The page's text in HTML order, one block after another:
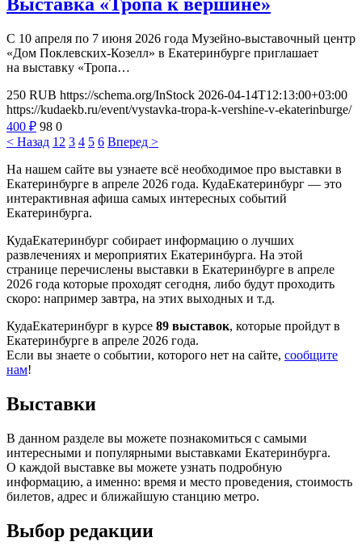
С 10 апреля по 7 июня 2026 года Музейно-выставочный центр
«Дом Поклевских-Козелл» в Екатеринбурге приглашает
на выставку «Тропа…
250 RUB https://schema.org/InStock 2026-04-14T12:13:00+03:00
https://kudaekb.ru/event/vystavka-tropa-k-vershine-v-ekaterinburge/
400 ₽ 98 0
< Назад 1 2 3 4 5 6 Вперед >
На нашем сайте вы узнаете всё необходимое про выставки в
Екатеринбурге в апреле 2026 года. КудаЕкатеринбург — это
интерактивная афиша самых интересных событий
Екатеринбурга.
КудаЕкатеринбург собирает информацию о лучших
развлечениях и мероприятих Екатеринбурга. На этой
странице перечислены выставки в Екатеринбурге в апреле
2026 года которые проходят сегодня, либо будут проходить
скоро: например завтра, на этих выходных и т.д.
КудаЕкатеринбург в курсе 89 выставок, которые пройдут в
Екатеринбурге в апреле 2026 года.
Если вы знаете о событии, которого нет на сайте, сообщите
нам!
Выставки
В данном разделе вы можете познакомиться с самыми
интересными и популярными выставками Екатеринбурга.
О каждой выставке вы можете узнать подробную
информацию, а именно: время и место проведения, стоимость
билетов, адрес и ближайшую станцию метро.
Выбор редакции